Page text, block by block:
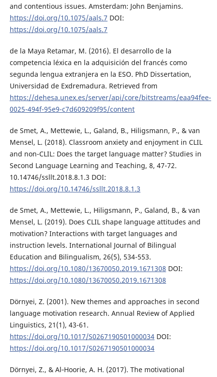
and contentious issues. Amsterdam: John Benjamins.
https://doi.org/10.1075/aals.7 DOI:
https://doi.org/10.1075/aals.7
de la Maya Retamar, M. (2016). El desarrollo de la
competencia léxica en la adquisición del francés como
segunda lengua extranjera en la ESO. PhD Dissertation,
Universidad de Exdremadura. Retrieved from
https://dehesa.unex.es/server/api/core/bitstreams/eaa94fee-
0025-494f-95e9-c7d609209f95/content
de Smet, A., Mettewie, L., Galand, B., Hiligsmann, P., & van
Mensel, L. (2018). Classroom anxiety and enjoyment in CLIL
and non-CLIL: Does the target language matter? Studies in
Second Language Learning and Teaching, 8, 47-72.
10.14746/ssllt.2018.8.1.3 DOI:
https://doi.org/10.14746/ssllt.2018.8.1.3
de Smet, A., Mettewie, L., Hiligsmann, P., Galand, B., & van
Mensel, L. (2019). Does CLIL shape language attitudes and
motivation? Interactions with target languages and
instruction levels. International Journal of Bilingual
Education and Bilingualism, 26(5), 534-553.
https://doi.org/10.1080/13670050.2019.1671308 DOI:
https://doi.org/10.1080/13670050.2019.1671308
Dörnyei, Z. (2001). New themes and approaches in second
language motivation research. Annual Review of Applied
Linguistics, 21(1), 43-61.
https://doi.org/10.1017/S0267190501000034DOI:
https://doi.org/10.1017/S0267190501000034
Dörnyei, Z., & Al‐Hoorie, A. H. (2017). The motivational